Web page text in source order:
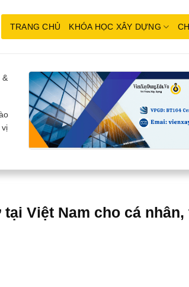
TRANG CHỦ KHÓA HỌC XÂY DỰNG
&
vị
Việt Nam cho cá